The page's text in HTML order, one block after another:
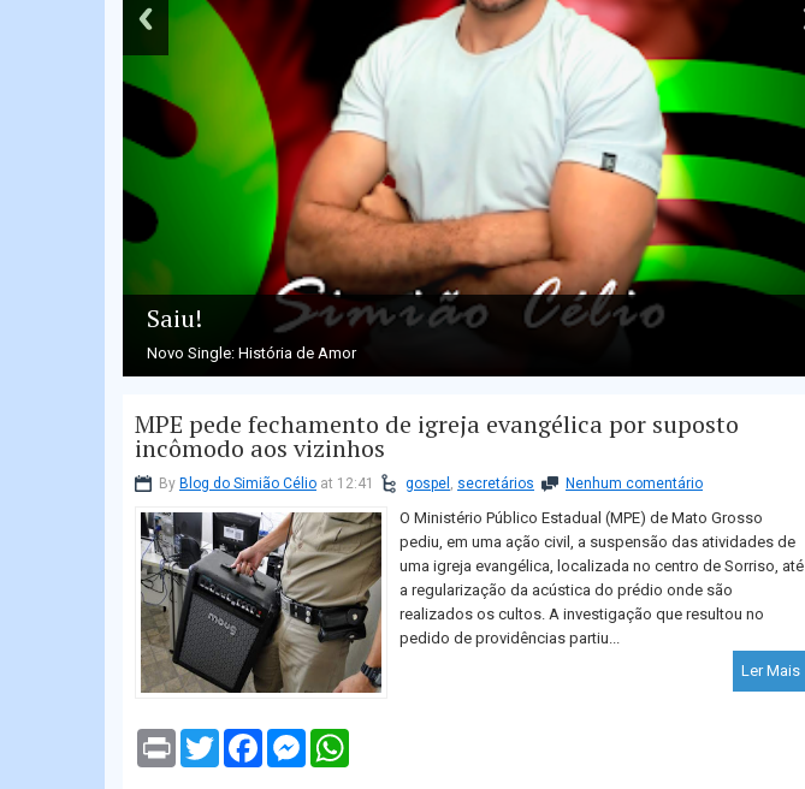
Saiu!
Novo Single: História de Amor
MPE pede fechamento de igreja evangélica por suposto
incômodo aos vizinhos
By Blog do Simião Célio at 12:41 gospel , secretários Nenhum comentário
O Ministério Público Estadual (MPE) de Mato Grosso
pediu, em uma ação civil, a suspensão das atividades de
uma igreja evangélica, localizada no centro de Sorriso, até
a regularização da acústica do prédio onde são
realizados os cultos. A investigação que resultou no
pedido de providências partiu...
Ler Mais
P
T
w
F
M